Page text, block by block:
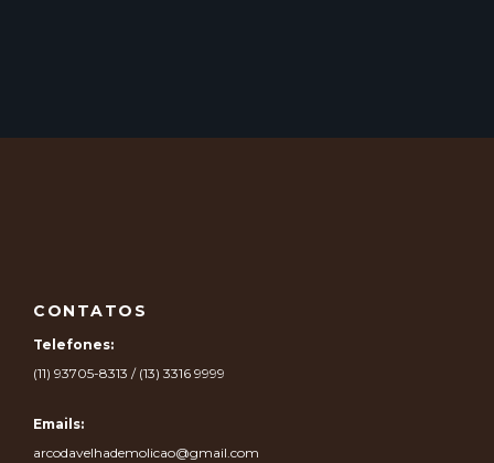
CONTATOS
Telefones:
(11) 93705-8313 / (13) 3316 9999
Emails:
arcodavelhademolicao@gmail.com